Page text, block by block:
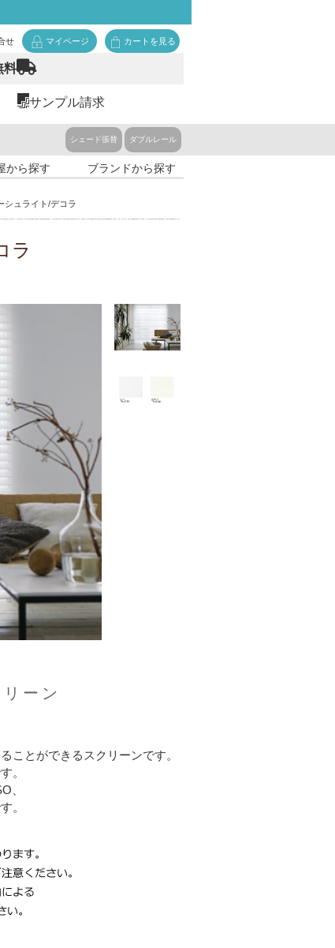
せ マイページ カートを見る
料
サンプル請求
シェード張替 ダブルレール
から探す ブランドから探す
シュライト/デコラ
ーン
ラ
ことができるスクリーンです。
。
、
。